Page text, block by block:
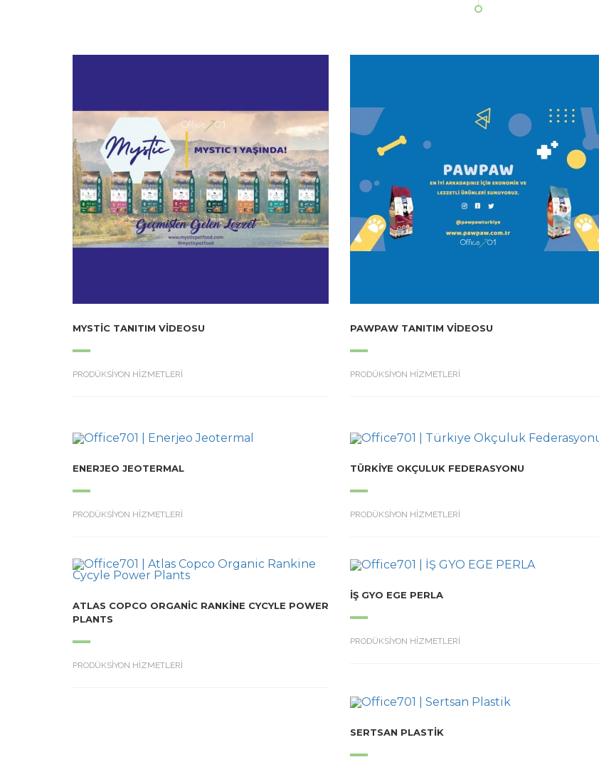
MYSTIC TANITIM VIDEOSU
PRODÜKSİYON HİZMETLERİ
PAWPAW TANITIM VIDEOSU
PRODÜKSİYON HİZMETLERİ
ENERJEO JEOTERMAL
PRODÜKSİYON HİZMETLERİ
TÜRKIYE OKÇULUK FEDERASYONU
PRODÜKSİYON HİZMETLERİ
ATLAS COPCO ORGANIC RANKINE CYCYLE POWER
PLANTS
PRODÜKSİYON HİZMETLERİ
İŞ GYO EGE PERLA
PRODÜKSİYON HİZMETLERİ
SERTSAN PLASTIK